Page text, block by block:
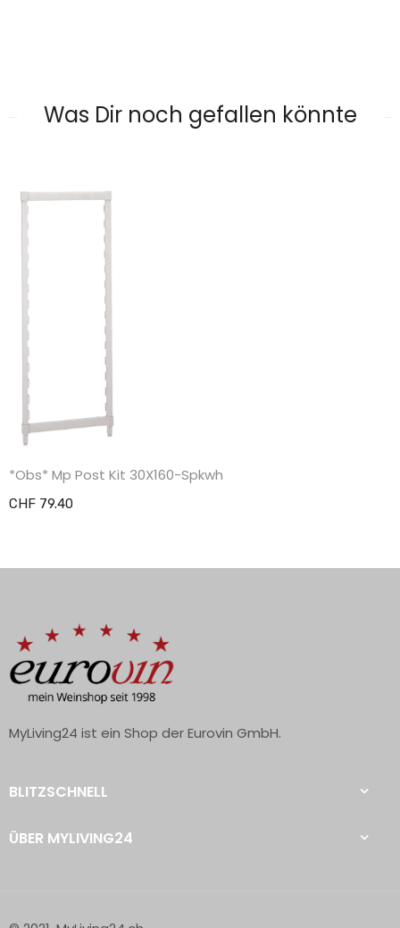
Was Dir noch gefallen könnte
*Obs* Mp Post Kit 30X160-Spkwh
CHF 79.40
MyLiving24 ist ein Shop der Eurovin GmbH.
BLITZSCHNELL
ÜBER MYLIVING24